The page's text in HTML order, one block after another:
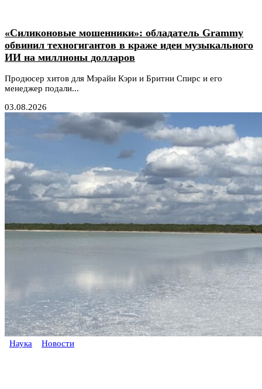
«Силиконовые мошенники»: обладатель Grammy
обвинил техногигантов в краже идеи музыкального
ИИ на миллионы долларов
Продюсер хитов для Мэрайи Кэри и Бритни Спирс и его
менеджер подали...
03.08.2026
Наука Новости